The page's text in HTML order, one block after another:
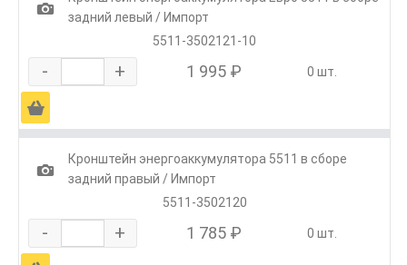
1
задний левый / Импорт
5511-3502121-10
- + 1 995 ₽ 0 шт.
Ä
1
Кронштейн энергоаккумулятора 5511 в сборе
задний правый / Импорт
5511-3502120
- + 1 785 ₽ 0 шт.